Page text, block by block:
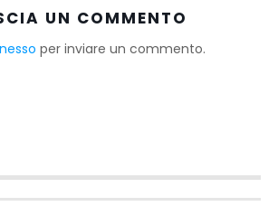
UN COMMENTO
per inviare un commento.